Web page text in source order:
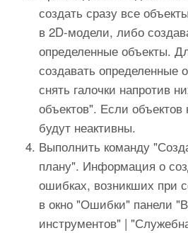
создать сразу все
в 2D-модели, либо
определенные объекты.
создавать определенные
снять галочки напротив
объектов". Если
будут неактивны.
Выполнить команду
плану". Информация о
ошибках, возникших при
в окно "Ошибки" панели
инструментов" |